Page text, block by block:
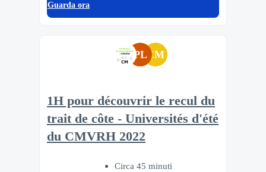
Guarda ora
PLCM
1H pour découvrir le recul du
trait de côte - Universités d'été
du CMVRH 2022
Circa 45 minuti